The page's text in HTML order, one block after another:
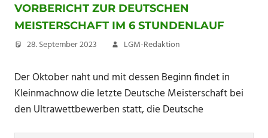
VORBERICHT ZUR DEUTSCHEN
MEISTERSCHAFT IM 6 STUNDENLAUF
28. September 2023 LGM-Redaktion
Der Oktober naht und mit dessen Beginn findet in
Kleinmachnow die letzte Deutsche Meisterschaft bei
den Ultrawettbewerben statt, die Deutsche